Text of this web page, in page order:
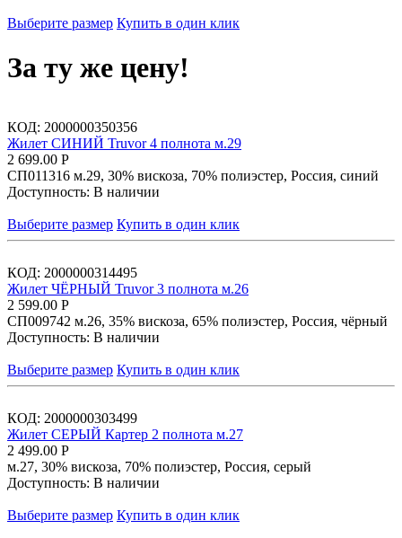
Выберите размер Купить в один клик
За ту же цену!
КОД: 2000000350356
Жилет СИНИЙ Truvor 4 полнота м.29
2 699.00 Р
СП011316 м.29, 30% вискоза, 70% полиэстер, Россия, синий
Доступность: В наличии
Выберите размер Купить в один клик
КОД: 2000000314495
Жилет ЧЁРНЫЙ Truvor 3 полнота м.26
2 599.00 Р
СП009742 м.26, 35% вискоза, 65% полиэстер, Россия, чёрный
Доступность: В наличии
Выберите размер Купить в один клик
КОД: 2000000303499
Жилет СЕРЫЙ Картер 2 полнота м.27
2 499.00 Р
м.27, 30% вискоза, 70% полиэстер, Россия, серый
Доступность: В наличии
Выберите размер Купить в один клик